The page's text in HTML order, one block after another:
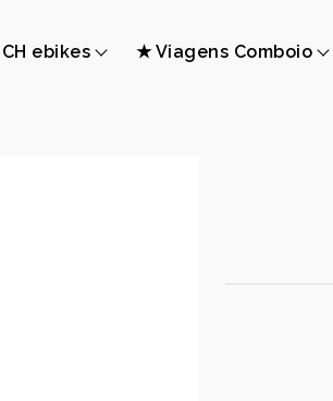
ebikes ★ Viagens Comboio